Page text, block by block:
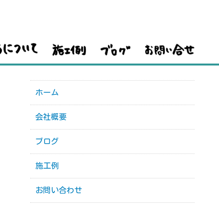
ホーム
会社概要
ブログ
施工例
お問い合わせ